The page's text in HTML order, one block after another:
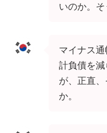
いのか。
マイナス
計負債を
が、正直
か。